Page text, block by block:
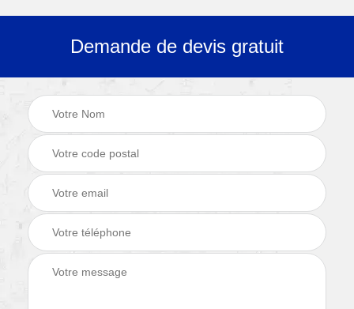
Demande de devis gratuit